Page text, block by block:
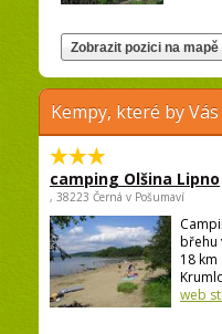
Kempy, které by
camping Olšina Lipno
, 38223 Černá v Pošumaví
břehu
18 km
web